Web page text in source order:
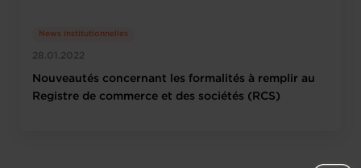
28.01.2022
News institutionnelles
Nouveautés concernant les formalités à remplir au
Registre de commerce et des sociétés (RCS)